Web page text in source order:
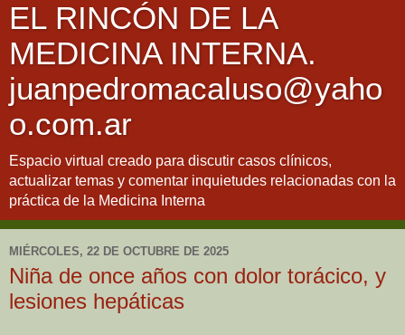
EL RINCÓN DE LA
MEDICINA INTERNA.
juanpedromacaluso@yaho
o.com.ar
Espacio virtual creado para discutir casos clínicos,
actualizar temas y comentar inquietudes relacionadas con la
práctica de la Medicina Interna
MIÉRCOLES, 22 DE OCTUBRE DE 2025
Niña de once años con dolor torácico, y
lesiones hepáticas